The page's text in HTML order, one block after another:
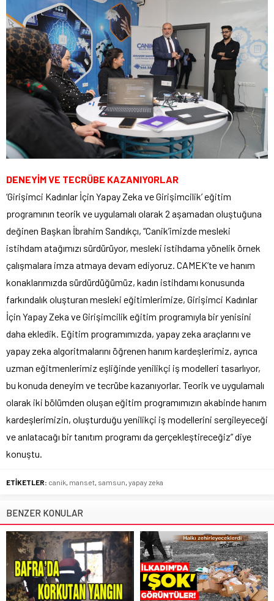
DENEYİM VE TECRÜBE KAZANIYORLAR
‘Girişimci Kadınlar İçin Yapay Zeka ve Girişimcilik’ eğitim
programının teorik ve uygulamalı olarak 2 aşamadan oluştuğuna
değinen Başkan İbrahim Sandıkçı, “Canik’imizde mesleki
istihdam atağımızı sürdürüyor, mesleki istihdama yönelik örnek
çalışmalara imza atmaya devam ediyoruz. CAMEK’te ve hanım
konaklarımızda sürdürdüğümüz, kadın istihdamı konusunda
farkındalık oluşturan mesleki eğitimlerimize, Girişimci Kadınlar
İçin Yapay Zeka ve Girişimcilik eğitim programıyla bir yenisini
daha ekledik. Eğitim programımızda, yapay zeka araçlarını ve
yapay zeka algoritmalarını öğrenen hanım kardeşlerimiz, ayrıca
uzman eğitmenlerimiz eşliğinde yenilikçi iş modelleri tasarlıyor,
bu konuda deneyim ve tecrübe kazanıyorlar. Teorik ve uygulamalı
olarak iki bölümden oluşan eğitim programımızın akabinde hanım
kardeşlerimizin, oluşturduğu yenilikçi iş modellerini sergileyeceği
ve anlatacağı bir tanıtım programı da gerçekleştireceğiz” diye
konuştu.
ETİKETLER: canik manset samsun yapay zeka
BENZER KONULAR